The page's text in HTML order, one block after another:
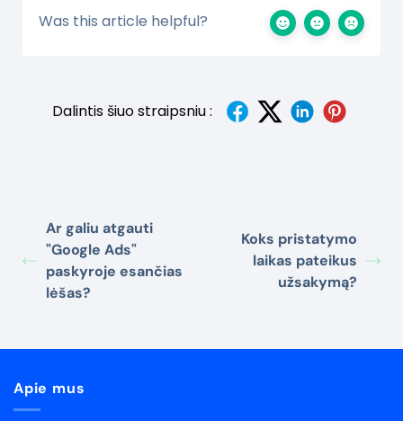
Was this article helpful?
Dalintis šiuo straipsniu :
Ar galiu atgauti
"Google Ads"
paskyroje esančias
lėšas?
Koks pristatymo
laikas pateikus
užsakymą?
Apie mus